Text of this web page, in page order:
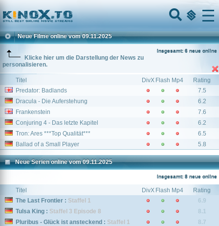
Home
Menu
Neue Filme online vom 09.11.2025
Insgesamt: 6 neue online
Klicke hier um die Darstellung der News zu
personalisieren.
Titel DivX Flash Mp4
Rating
Predator: Badlands
7.5
Dracula - Die Auferstehung
6.2
Frankenstein
7.6
Conjuring 4 - Das letzte Kapitel
6.2
Tron: Ares ***Top Qualität***
6.5
Ballad of a Small Player
5.8
Neue Serien online vom 09.11.2025
Insgesamt: 8 neue online
Titel DivX Flash Mp4
Rating
The Last Frontier : Staffel 1
6.9
Tulsa King : Staffel 3 Episode 8
8.1
Pluribus - Glück ist ansteckend : Staffel 1
8.7